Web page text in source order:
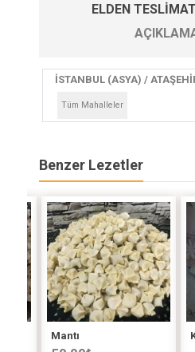
ELDEN
İSTANBUL (ASYA) /
Tüm Mahalleler
Benzer Lezetler
Mantı